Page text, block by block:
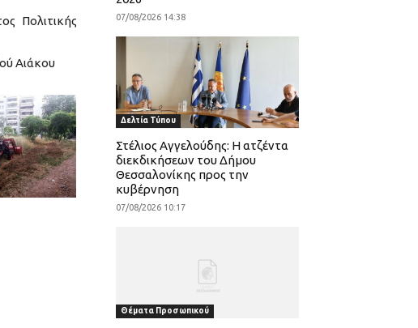
Πολιτικής
Αιάκου
07/08/2026 14:38
Δελτία Τύπου
Στέλιος Αγγελούδης: Η ατζέντα
διεκδικήσεων του Δήμου
Θεσσαλονίκης προς την
κυβέρνηση
07/08/2026 10:17
Θέματα Προσωπικού